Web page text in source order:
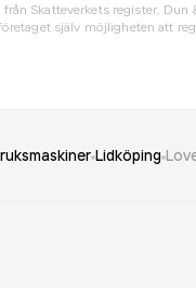
Skatteverkets register, Dun
själv möjligheten att
Lidköping